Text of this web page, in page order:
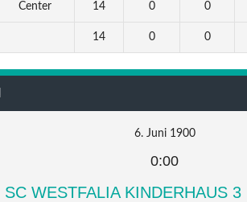
Center 14 0 0
14 0 0
6. Juni 1900
0:00
SC WESTFALIA KINDERHAUS 3